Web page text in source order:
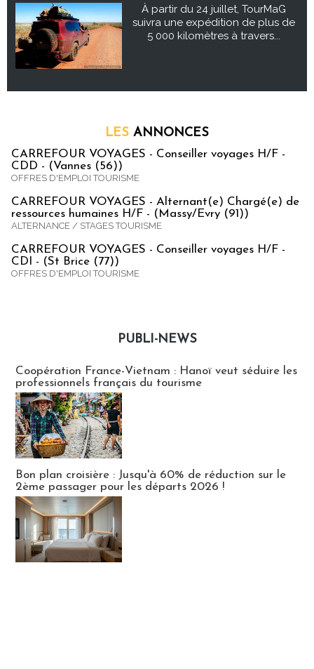
À partir du 24 juillet, TourMaG
suivra une expédition de plus de
5 000 kilomètres à travers...
LES ANNONCES
CARREFOUR VOYAGES - Conseiller voyages H/F -
CDD - (Vannes (56))
OFFRES D'EMPLOI TOURISME
CARREFOUR VOYAGES - Alternant(e) Chargé(e) de
ressources humaines H/F - (Massy/Evry (91))
ALTERNANCE / STAGES TOURISME
CARREFOUR VOYAGES - Conseiller voyages H/F -
CDI - (St Brice (77))
OFFRES D'EMPLOI TOURISME
PUBLI-NEWS
Coopération France-Vietnam : Hanoï veut séduire les
professionnels français du tourisme
Bon plan croisière : Jusqu'à 60% de réduction sur le
2ème passager pour les départs 2026 !